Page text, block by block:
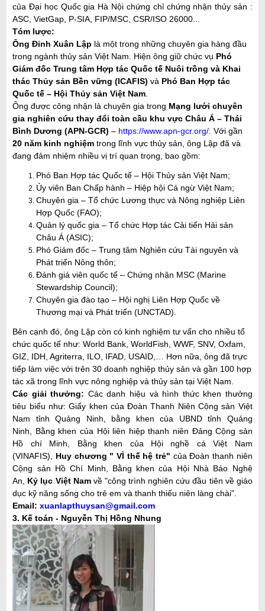
của Đại học Quốc gia Hà Nội chứng chỉ chứng nhận thủy sản :
ASC, VietGap, P-SIA, FIP/MSC, CSR/ISO 26000...
Tóm lược:
Ông Đinh Xuân Lập là một trong những chuyên gia hàng đầu
trong ngành thủy sản Việt Nam. Hiện ông giữ chức vụ Phó
Giám đốc Trung tâm Hợp tác Quốc tế Nuôi trồng và Khai
thác Thủy sản Bền vững (ICAFIS) và Phó Ban Hợp tác
Quốc tế – Hội Thủy sản Việt Nam.
Ông được công nhận là chuyên gia trong Mạng lưới chuyên
gia nghiên cứu thay đổi toàn cầu khu vực Châu Á – Thái
Bình Dương (APN-GCR) – https://www.apn-gcr.org/.Với gần
20 năm kinh nghiệm trong lĩnh vực thủy sản, ông Lập đã và
đang đảm nhiệm nhiều vị trí quan trọng, bao gồm:
Phó Ban Hợp tác Quốc tế – Hội Thủy sản Việt Nam;
Ủy viên Ban Chấp hành – Hiệp hội Cá ngừ Việt Nam;
Chuyên gia – Tổ chức Lương thực và Nông nghiệp Liên
Hợp Quốc (FAO);
Quản lý quốc gia – Tổ chức Hợp tác Cải tiến Hải sản
Châu Á (ASIC);
Phó Giám đốc – Trung tâm Nghiên cứu Tài nguyên và
Phát triển Nông thôn;
Đánh giá viên quốc tế – Chứng nhận MSC (Marine
Stewardship Council);
Chuyên gia đào tạo – Hội nghị Liên Hợp Quốc về
Thương mại và Phát triển (UNCTAD).
Bên cạnh đó, ông Lập còn có kinh nghiệm tư vấn cho nhiều tổ
chức quốc tế như: World Bank, WorldFish, WWF, SNV, Oxfam,
GIZ, IDH, Agriterra, ILO, IFAD, USAID,… Hơn nữa, ông đã trực
tiếp làm việc với trên 30 doanh nghiệp thủy sản và gần 100 hợp
tác xã trong lĩnh vực nông nghiệp và thủy sản tại Việt Nam.
Các giải thưởng: Các danh hiệu và hình thức khen thưởng
tiêu biểu như: Giấy khen của Đoàn Thanh Niên Cộng sản Việt
Nam tỉnh Quảng Ninh, bằng khen của UBND tỉnh Quảng
Ninh, Bằng khen của Hội liên hiệp thanh niên Đảng Cộng sản
Hồ chí Minh, Bằng khen của Hội nghề cá Việt Nam
(VINAFIS), Huy chương " VÌ thế hệ trẻ" của Đoàn thanh niên
Cộng sản Hồ Chí Minh, Bằng khen của Hội Nhà Báo Nghệ
An, Kỷ lục Việt Namvề "công trình nghiên cứu đầu tiên về giáo
dục kỹ năng sống cho trẻ em và thanh thiếu niên làng chài".
Email:xuanlapthuysan@gmail.com
3. Kế toán - Nguyễn Thị Hồng Nhung